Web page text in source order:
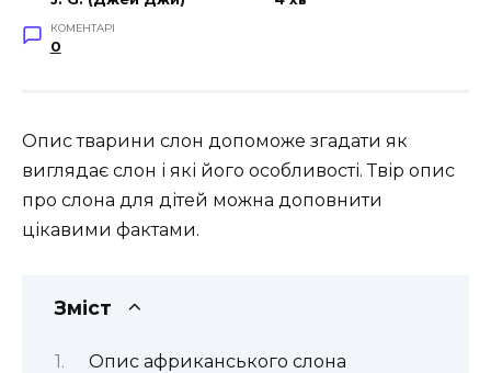
КОМЕНТАРІ
0
Опис тварини слон допоможе згадати як
виглядає слон і які його особливості. Твір опис
про слона для дітей можна доповнити
цікавими фактами.
Зміст
Опис африканського слона